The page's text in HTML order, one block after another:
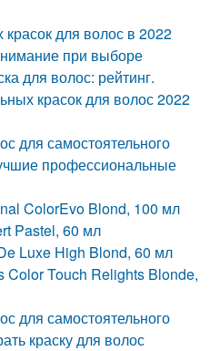
для волос в 2022
при выборе
для волос: рейтинг.
красок для волос 2022
для самостоятельного
профессиональные
ColorEvo Blond, 100 мл
Pastel, 60 мл
Luxe High Blond, 60 мл
Color Touch Relights Blonde,
для самостоятельного
краску для волос